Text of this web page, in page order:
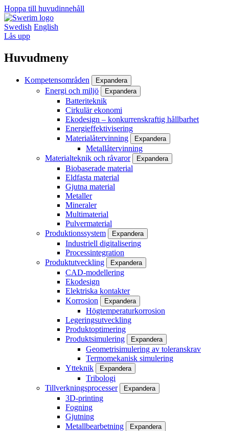
Hoppa till huvudinnehåll
Swedish English
Lås upp
Huvudmeny
Kompetensområden Expandera
Energi och miljö Expandera
Batteriteknik
Cirkulär ekonomi
Ekodesign – konkurrenskraftig hållbarhet
Energieffektivisering
Materialåtervinning
Expandera
Metallåtervinning
Materialteknik och råvaror
Expandera
Biobaserade material
Eldfasta material
Gjutna material
Metaller
Mineraler
Multimaterial
Pulvermaterial
Produktionssystem
Expandera
Industriell digitalisering
Processintegration
Produktutveckling
Expandera
CAD-modellering
Ekodesign
Elektriska kontakter
Korrosion
Expandera
Högtemperaturkorrosion
Legeringsutveckling
Produktoptimering
Produktsimulering
Expandera
Geometrisimulering av toleranskrav
Termomekanisk simulering
Ytteknik
Expandera
Tribologi
Tillverkningsprocesser
Expandera
3D-printing
Fogning
Gjutning
Metallbearbetning
Expandera